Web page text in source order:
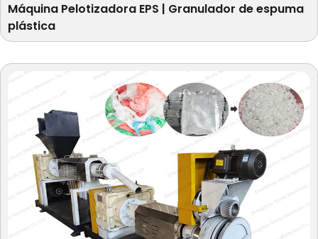
Máquina Pelotizadora EPS | Granulador de espuma
plástica